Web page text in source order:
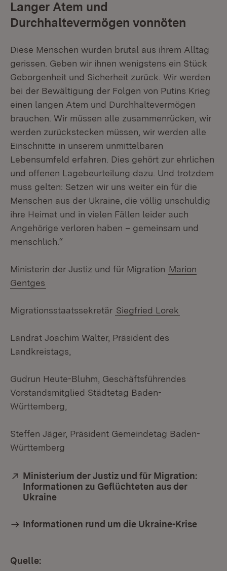
Langer Atem und
Durchhaltevermögen vonnöten
Diese Menschen wurden brutal aus ihrem Alltag
gerissen. Geben wir ihnen wenigstens ein Stück
Geborgenheit und Sicherheit zurück. Wir werden
bei der Bewältigung der Folgen von Putins Krieg
einen langen Atem und Durchhaltevermögen
brauchen. Wir müssen alle zusammenrücken, wir
werden zurückstecken müssen, wir werden alle
Einschnitte in unserem unmittelbaren
Lebensumfeld erfahren. Dies gehört zur ehrlichen
und offenen Lagebeurteilung dazu. Und trotzdem
muss gelten: Setzen wir uns weiter ein für die
Menschen aus der Ukraine, die völlig unschuldig
ihre Heimat und in vielen Fällen leider auch
Angehörige verloren haben – gemeinsam und
menschlich.“
Ministerin der Justiz und für Migration Marion
Gentges
Migrationsstaatssekretär Siegfried Lorek
Landrat Joachim Walter, Präsident des
Landkreistags,
Gudrun Heute-Bluhm, Geschäftsführendes
Vorstandsmitglied Städtetag Baden-
Württemberg,
Steffen Jäger, Präsident Gemeindetag Baden-
Württemberg
Extern:
Ministerium der Justiz und für Migration:
Informationen zu Geflüchteten aus der
Ukraine
Informationen rund um die Ukraine-Krise
Quelle: